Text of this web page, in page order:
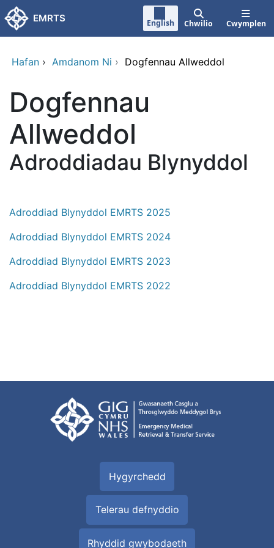
Neidio i'r prif gynnwy
EMRTS English Chwilio Cwymplen
Hafan › Amdanom Ni › Dogfennau Allweddol
Dogfennau
Allweddol
Adroddiadau Blynyddol
Adroddiad Blynyddol EMRTS 2025
Adroddiad Blynyddol EMRTS 2024
Adroddiad Blynyddol EMRTS 2023
Adroddiad Blynyddol EMRTS 2022
Hygyrchedd
Telerau defnyddio
Rhyddid gwybodaeth